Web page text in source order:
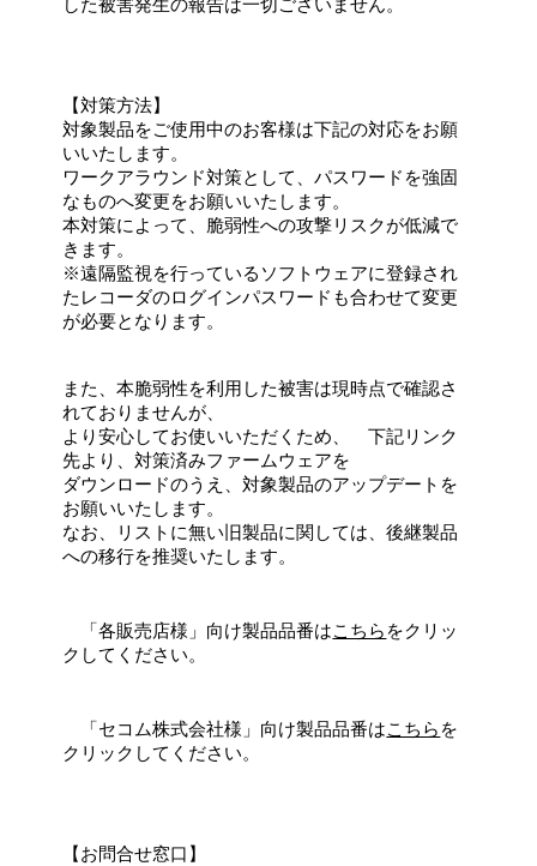
した被害発生の報告は一切ございません。
【対策方法】
対象製品をご使用中のお客様は下記の対応をお願
いいたします。
ワークアラウンド対策として、パスワードを強固
なものへ変更をお願いいたします。
本対策によって、脆弱性への攻撃リスクが低減で
きます。
※遠隔監視を行っているソフトウェアに登録され
たレコーダのログインパスワードも合わせて変更
が必要となります。
また、本脆弱性を利用した被害は現時点で確認さ
れておりませんが、
より安心してお使いいただくため、 下記リンク
先より、対策済みファームウェアを
ダウンロードのうえ、対象製品のアップデートを
お願いいたします。
なお、リストに無い旧製品に関しては、後継製品
への移行を推奨いたします。
「各販売店様」向け製品品番はこちら をクリッ
クしてください。
「セコム株式会社様」向け製品品番はこちら を
クリックしてください。
【お問合せ窓口】